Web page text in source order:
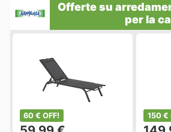
Offerte su
per la
60 € OFF! 150 €